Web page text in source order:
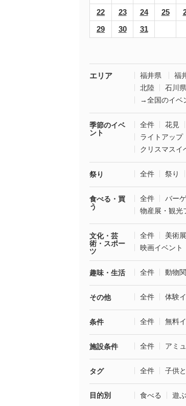
22
23 24 25
29
30 31
エリア 福井県
福
北陸
石川県
→全国のイベ
季節のイベ
ント
全件 花見
ライトアップ
クリスマスイ
祭り 全件 祭り
食べる・買
う
全件 バー
物産展・観光
文化・芸
術・スポー
ツ
全件 美術
映画イベント
趣味・生活 全件 動物
その他 全件 体験
条件 全件 無料
施設条件 全件 アミ
タグ 全件 子供と
目的別 食べる 遊ぶ